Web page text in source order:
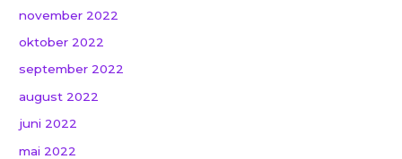
november 2022
oktober 2022
september 2022
august 2022
juni 2022
mai 2022